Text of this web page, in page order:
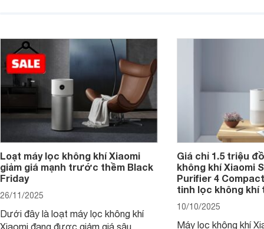
Loạt máy lọc không khí Xiaomi
giảm giá mạnh trước thềm Black
Friday
26/11/2025
Dưới đây là loạt máy lọc không khí
Xiaomi đang được giảm giá sâu
Giá chỉ 1.5 triệu
không khí Xiaomi
Purifier 4
tinh lọc không khí
10/10/2025
Máy lọc không khí